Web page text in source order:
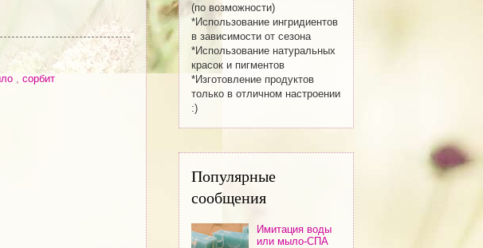
, сорбит
(по возможности)
*Использование ингридиентов
в зависимости от сезона
*Использование натуральных
красок и пигментов
*Изготовление продуктов
только в отличном настроении
:)
Популярные
сообщения
Имитация воды
или мыло-СПА